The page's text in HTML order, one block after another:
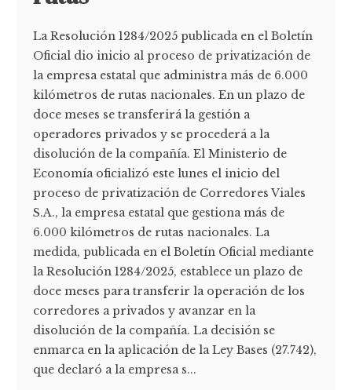
La Resolución 1284/2025 publicada en el Boletín
Oficial dio inicio al proceso de privatización de
la empresa estatal que administra más de 6.000
kilómetros de rutas nacionales. En un plazo de
doce meses se transferirá la gestión a
operadores privados y se procederá a la
disolución de la compañía. El Ministerio de
Economía oficializó este lunes el inicio del
proceso de privatización de Corredores Viales
S.A., la empresa estatal que gestiona más de
6.000 kilómetros de rutas nacionales. La
medida, publicada en el Boletín Oficial mediante
la Resolución 1284/2025, establece un plazo de
doce meses para transferir la operación de los
corredores a privados y avanzar en la
disolución de la compañía. La decisión se
enmarca en la aplicación de la Ley Bases (27.742),
que declaró a la empresa s...